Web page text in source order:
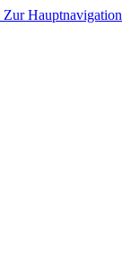
Zur Hauptnavigation